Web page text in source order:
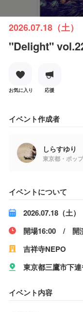
2026.07.18（土）
"Delight"
お気に入り 応援
イベント作成者
しらすゆり
東京都・ポッ
イベントについて
2026.07.18（土）
開場16:00 / 開
吉祥寺NEPO
東京都三鷹市下
イベント内容